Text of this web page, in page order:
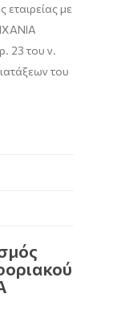
με
23 του ν.
του